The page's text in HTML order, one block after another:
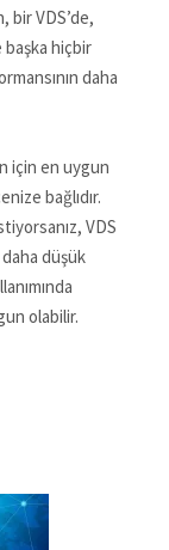
bir VDS’de,
hiçbir
daha
için en uygun
bağlıdır.
VDS
düşük
olabilir.